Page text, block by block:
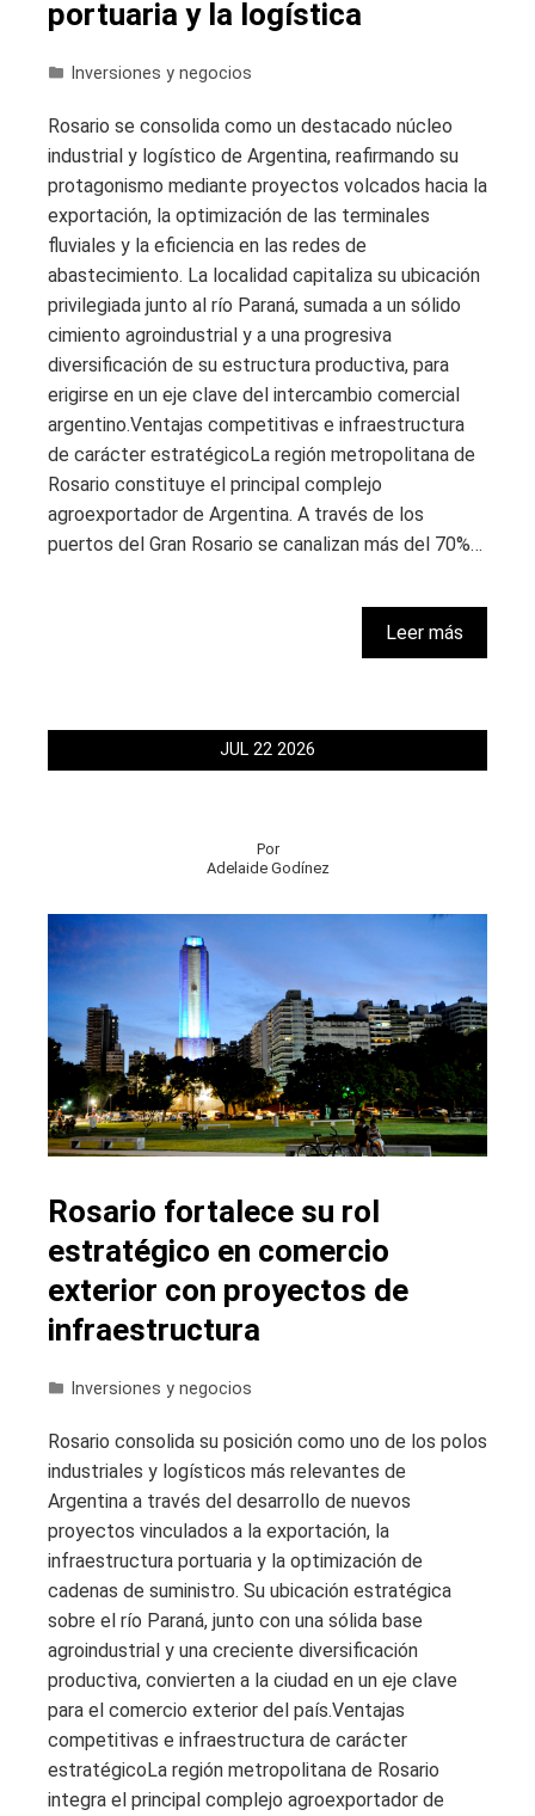
portuaria y la logística
Inversiones y negocios
Rosario se consolida como un destacado núcleo
industrial y logístico de Argentina, reafirmando su
protagonismo mediante proyectos volcados hacia la
exportación, la optimización de las terminales
fluviales y la eficiencia en las redes de
abastecimiento. La localidad capitaliza su ubicación
privilegiada junto al río Paraná, sumada a un sólido
cimiento agroindustrial y a una progresiva
diversificación de su estructura productiva, para
erigirse en un eje clave del intercambio comercial
argentino.Ventajas competitivas e infraestructura
de carácter estratégicoLa región metropolitana de
Rosario constituye el principal complejo
agroexportador de Argentina. A través de los
puertos del Gran Rosario se canalizan más del 70%…
Leer más
JUL 22 2026
Por
Adelaide Godínez
Rosario fortalece su rol
estratégico en comercio
exterior con proyectos de
infraestructura
Inversiones y negocios
Rosario consolida su posición como uno de los polos
industriales y logísticos más relevantes de
Argentina a través del desarrollo de nuevos
proyectos vinculados a la exportación, la
infraestructura portuaria y la optimización de
cadenas de suministro. Su ubicación estratégica
sobre el río Paraná, junto con una sólida base
agroindustrial y una creciente diversificación
productiva, convierten a la ciudad en un eje clave
para el comercio exterior del país.Ventajas
competitivas e infraestructura de carácter
estratégicoLa región metropolitana de Rosario
integra el principal complejo agroexportador de